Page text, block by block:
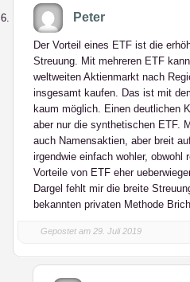
Peter
Der Vorteil eines ETF ist die
Streuung. Mit mehreren ETF
weltweiten Aktienmarkt nach
insgesamt kaufen. Das ist mit
kaum möglich. Einen deutlichen
aber nur die synthetischen ETF.
auch Namensaktien, aber breit
irgendwie einfach wohler, obwohl
Vorteile von ETF eher
Dargel fehlt mir die breite
bekannten privaten Methode
Gepostet am 29. Juli 2019